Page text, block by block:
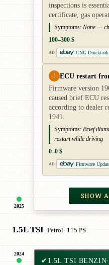
2025
inspections is
certificate, gas
Symptoms: None —
100–300 $
AD CNG
! ECU restart
Firmware version
caused brief ECU
according to dealer
1941.
Symptoms: Brief
restart while driving
0–0 $
AD Firmware
SHOW
1.5L TSI· Petrol· 115 PS
2024
✔ 1.5L TSI BENZIN